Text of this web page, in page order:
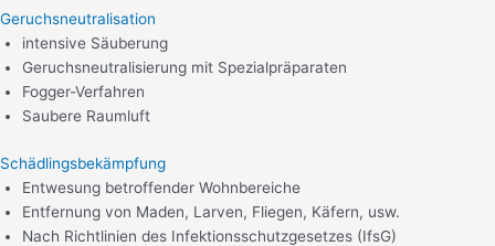
Geruchsneutralisation
intensive Säuberung
Geruchsneutralisierung mit Spezialpräparaten
Fogger-Verfahren
Saubere Raumluft
Schädlingsbekämpfung
Entwesung betroffender Wohnbereiche
Entfernung von Maden, Larven, Fliegen, Käfern, usw.
Nach Richtlinien des Infektionsschutzgesetzes (IfsG)